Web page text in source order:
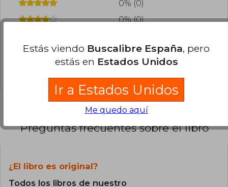
0% (0)
0% (0)
0% (0)
0% (0)
Preguntas frecuentes sobre el libro
¿El libro es original?
Todos los libros de nuestro
Estás viendo Buscalibre España, pero
estás en Estados Unidos
Ir a Estados Unidos
Me quedo aquí